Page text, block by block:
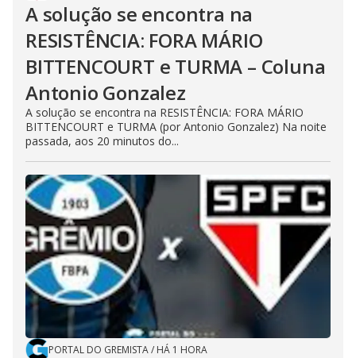
A solução se encontra na
RESISTÊNCIA: FORA MÁRIO
BITTENCOURT e TURMA – Coluna
Antonio Gonzalez
A solução se encontra na RESISTÊNCIA: FORA MÁRIO
BITTENCOURT e TURMA (por Antonio Gonzalez) Na noite
passada, aos 20 minutos do...
PORTAL DO GREMISTA/ HÁ 1 HORA